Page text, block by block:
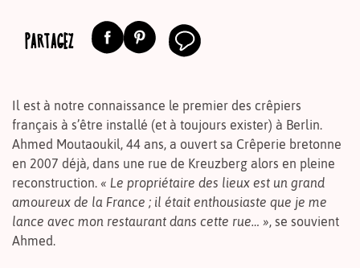
PARTAGEZ
Il est à notre connaissance le premier des crêpiers
français à s’être installé (et à toujours exister) à Berlin.
Ahmed Moutaoukil, 44 ans, a ouvert sa Crêperie bretonne
en 2007 déjà, dans une rue de Kreuzberg alors en pleine
reconstruction. « Le propriétaire des lieux est un grand
amoureux de la France ; il était enthousiaste que je me
lance avec mon restaurant dans cette rue… », se souvient
Ahmed.